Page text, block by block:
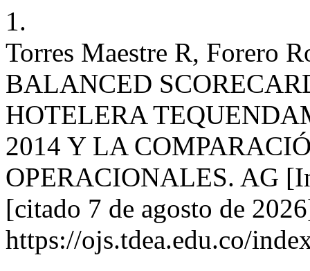
1.
Torres Maestre R, Forero
BALANCED
HOTELERA
2014 Y LA
OPERACIONALES. AG
[citado 7 de agosto de
https://ojs.tdea.edu.co/